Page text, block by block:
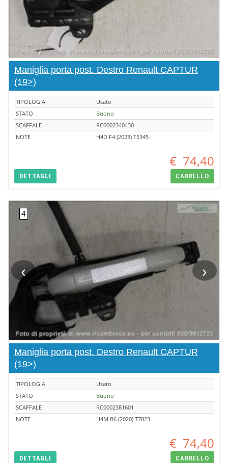
Maniglia porta post. Destro Renault CAPTUR
(19>)
TIPOLOGIA
Usato
STATO
Buono
SCAFFALE
RC0002340430
NOTE
H4D F4 (2023) T5345
€ 74,40
DETTAGLI CARRELLO
‹ ›
Maniglia porta post. Destro Renault CAPTUR
(19>)
TIPOLOGIA
Usato
STATO
Buono
SCAFFALE
RC0002381601
NOTE
H4M B6 (2020) T7823
€ 74,40
DETTAGLI CARRELLO